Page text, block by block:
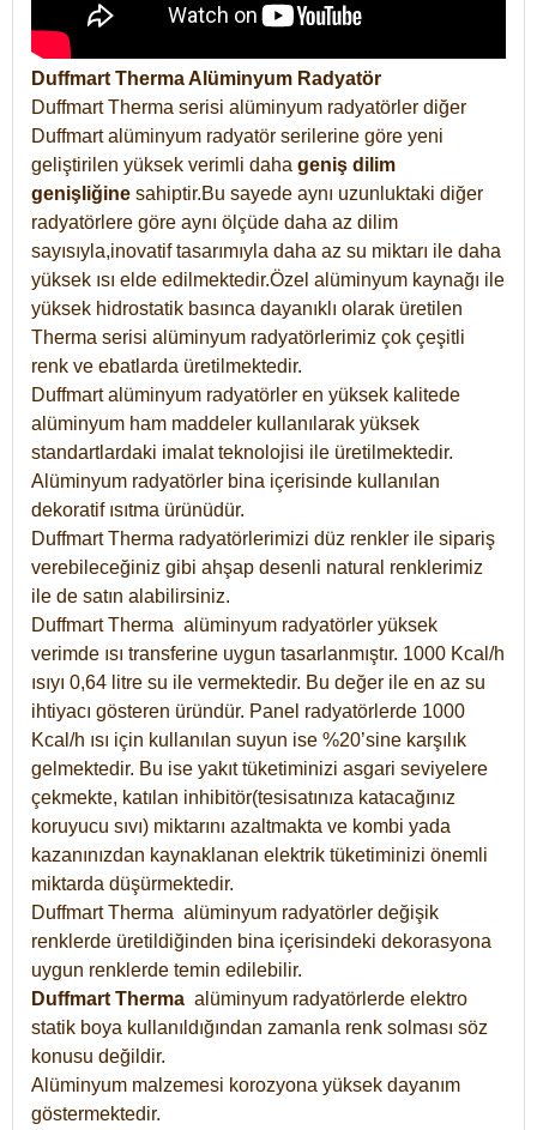
Duffmart Therma Alüminyum Radyatör
Duffmart Therma serisi alüminyum radyatörler diğer
Duffmart alüminyum radyatör serilerine göre yeni
geliştirilen yüksek verimli daha geniş dilim
genişliğine sahiptir.Bu sayede aynı uzunluktaki diğer
radyatörlere göre aynı ölçüde daha az dilim
sayısıyla,inovatif tasarımıyla daha az su miktarı ile daha
yüksek ısı elde edilmektedir.Özel alüminyum kaynağı ile
yüksek hidrostatik basınca dayanıklı olarak üretilen
Therma serisi alüminyum radyatörlerimiz çok çeşitli
renk ve ebatlarda üretilmektedir.
Duffmart alüminyum radyatörler en yüksek kalitede
alüminyum ham maddeler kullanılarak yüksek
standartlardaki imalat teknolojisi ile üretilmektedir.
Alüminyum radyatörler bina içerisinde kullanılan
dekoratif ısıtma ürünüdür.
Duffmart Therma radyatörlerimizi düz renkler ile sipariş
verebileceğiniz gibi ahşap desenli natural renklerimiz
ile de satın alabilirsiniz.
Duffmart Therma alüminyum radyatörler yüksek
verimde ısı transferine uygun tasarlanmıştır. 1000 Kcal/h
ısıyı 0,64 litre su ile vermektedir. Bu değer ile en az su
ihtiyacı gösteren üründür. Panel radyatörlerde 1000
Kcal/h ısı için kullanılan suyun ise %20’sine karşılık
gelmektedir. Bu ise yakıt tüketiminizi asgari seviyelere
çekmekte, katılan inhibitör(tesisatınıza katacağınız
koruyucu sıvı) miktarını azaltmakta ve kombi yada
kazanınızdan kaynaklanan elektrik tüketiminizi önemli
miktarda düşürmektedir.
Duffmart Therma alüminyum radyatörler değişik
renklerde üretildiğinden bina içerisindeki dekorasyona
uygun renklerde temin edilebilir.
Duffmart Therma alüminyum radyatörlerde elektro
statik boya kullanıldığından zamanla renk solması söz
konusu değildir.
Alüminyum malzemesi korozyona yüksek dayanım
göstermektedir.